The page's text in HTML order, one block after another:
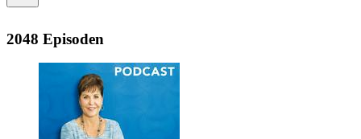
2048 Episoden